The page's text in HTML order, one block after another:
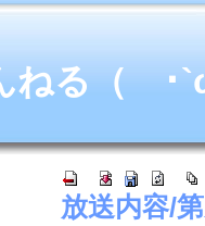
ねる（ ･
放送内容/